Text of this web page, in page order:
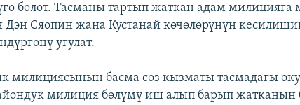
болот. Тасманы тартып жаткан адам милицияга
Сяопин жана Кустанай көчөлөрүнүн
угулат.
милициясынын басма сөз кызматы тасмадагы
милиция бөлүмү иш алып барып жатканын